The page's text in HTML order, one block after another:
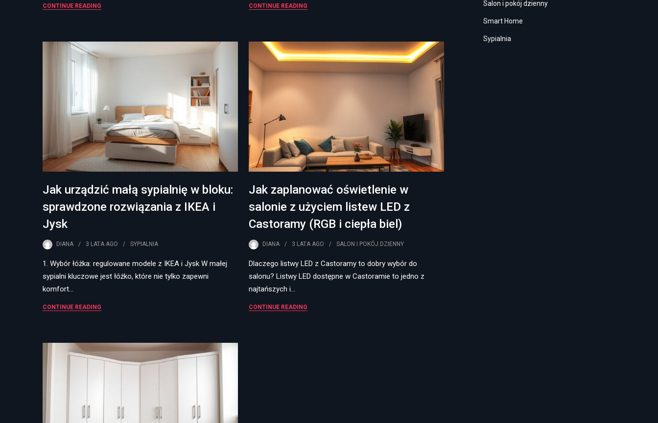
CONTINUE READING CONTINUE READING
Jak urządzić małą sypialnię w bloku:
sprawdzone rozwiązania z IKEA i
Jysk
DIANA 3 LATA AGO SYPIALNIA
1. Wybór łóżka: regulowane modele z IKEA i Jysk W małej
sypialni kluczowe jest łóżko, które nie tylko zapewni
komfort…
CONTINUE READING
Jak zaplanować oświetlenie w
salonie z użyciem listew LED z
Castoramy (RGB i ciepła biel)
DIANA 3 LATAAGO SALON I POKÓJ DZIENNY
Dlaczego listwy LED z Castoramy to dobry wybór do
salonu? Listwy LED dostępne w Castoramie to jedno z
najtańszych i…
CONTINUE READING
Salon i pokój dzienny
Smart Home
Sypialnia